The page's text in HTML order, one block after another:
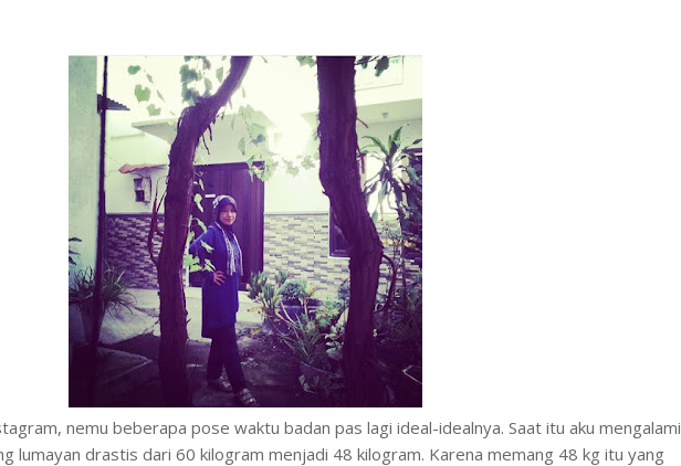
nemu beberapa pose waktu badan pas lagi ideal-idealnya. Saat itu aku mengalami
lumayan drastis dari 60 kilogram menjadi 48 kilogram. Karena memang 48 kg itu yang